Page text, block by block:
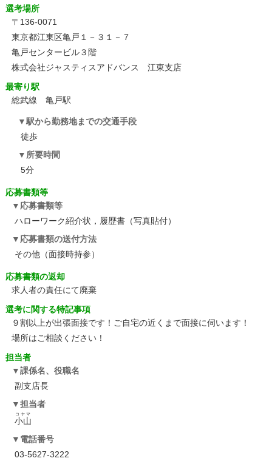
選考場所
〒136-0071
東京都江東区亀戸１－３１－７
亀戸センタービル３階
株式会社ジャスティスアドバンス 江東支店
最寄り駅
総武線 亀戸駅
駅から勤務地までの交通手段
徒歩
所要時間
5分
応募書類等
応募書類等
ハローワーク紹介状，履歴書（写真貼付）
応募書類の送付方法
その他（面接時持参）
応募書類の返却
求人者の責任にて廃棄
選考に関する特記事項
９割以上が出張面接です！ご自宅の近くまで面接に伺います！
場所はご相談ください！
担当者
課係名、役職名
副支店長
担当者
小山
コヤマ
電話番号
03-5627-3222